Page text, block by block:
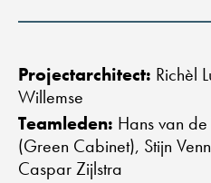
Projectarchitect: Richèl
Willemse
Teamleden: Hans van
(Green Cabinet), Stijn
Caspar Zijlstra